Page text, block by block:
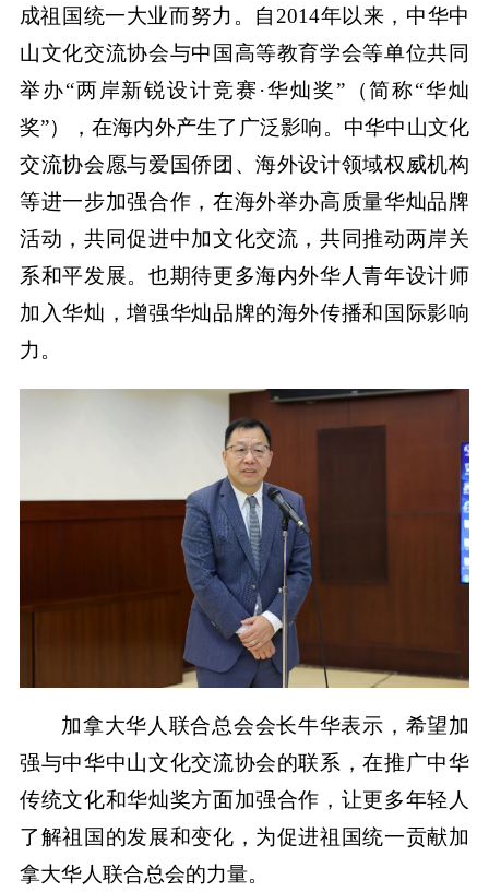
成祖国统一大业而努力。自2014年以来，中华中
山文化交流协会与中国高等教育学会等单位共同
举办“两岸新锐设计竞赛·华灿奖”（简称“华灿
奖”），在海内外产生了广泛影响。中华中山文化
交流协会愿与爱国侨团、海外设计领域权威机构
等进一步加强合作，在海外举办高质量华灿品牌
活动，共同促进中加文化交流，共同推动两岸关
系和平发展。也期待更多海内外华人青年设计师
加入华灿，增强华灿品牌的海外传播和国际影响
力。
加拿大华人联合总会会长牛华表示，希望加
强与中华中山文化交流协会的联系，在推广中华
传统文化和华灿奖方面加强合作，让更多年轻人
了解祖国的发展和变化，为促进祖国统一贡献加
拿大华人联合总会的力量。